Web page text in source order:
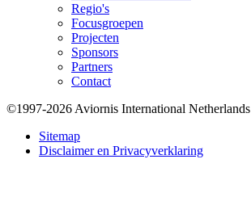
Regio's
Focusgroepen
Projecten
Sponsors
Partners
Contact
Bottom
©1997-2026 Aviornis International Netherlands
Sitemap
Disclaimer en Privacyverklaring